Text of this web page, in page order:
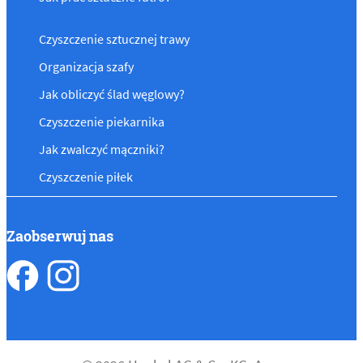
Czyszczenie sztucznej trawy
Organizacja szafy
Jak obliczyć ślad węglowy?
Czyszczenie piekarnika
Jak zwalczyć mączniki?
Czyszczenie piłek
Zaobserwuj nas